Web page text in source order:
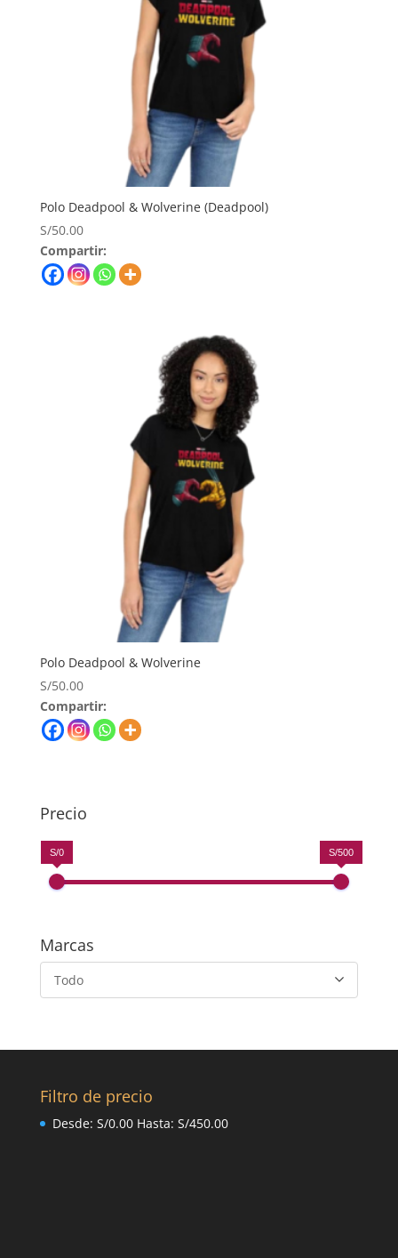
Polo Deadpool & Wolverine (Deadpool)
S/50.00
Compartir:
Polo Deadpool & Wolverine
S/50.00
Compartir:
Precio
S/0 S/500
Marcas
Todo
Filtro de precio
Desde: S/0.00Hasta: S/450.00